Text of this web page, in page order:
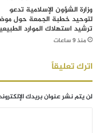
وزارة الشؤون الإسلامية تدعو
لتوحيد خطبة الجمعة حول
ترشيد استهلاك الموارد
منذ 9 ساعات
اترك تعليقاً
لن يتم نشر عنوان بريدك